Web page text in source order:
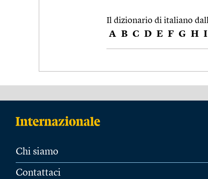
Il dizionario di italiano
A B C D E F G H I
Chi siamo
Contattaci